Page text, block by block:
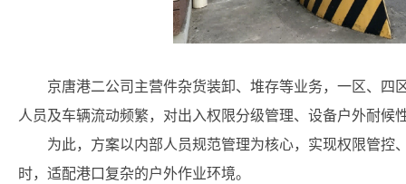
京唐港二公司主营件杂货装卸、堆存等业务，一区、
人员及车辆流动频繁，对出入权限分级管理、设备户外耐候
为此，方案以内部人员规范管理为核心，实现权限管
时，适配港口复杂的户外作业环境。